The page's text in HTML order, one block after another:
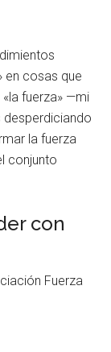
en cosas que
fuerza» —mi
la fuerza
conjunto
con
Fuerza